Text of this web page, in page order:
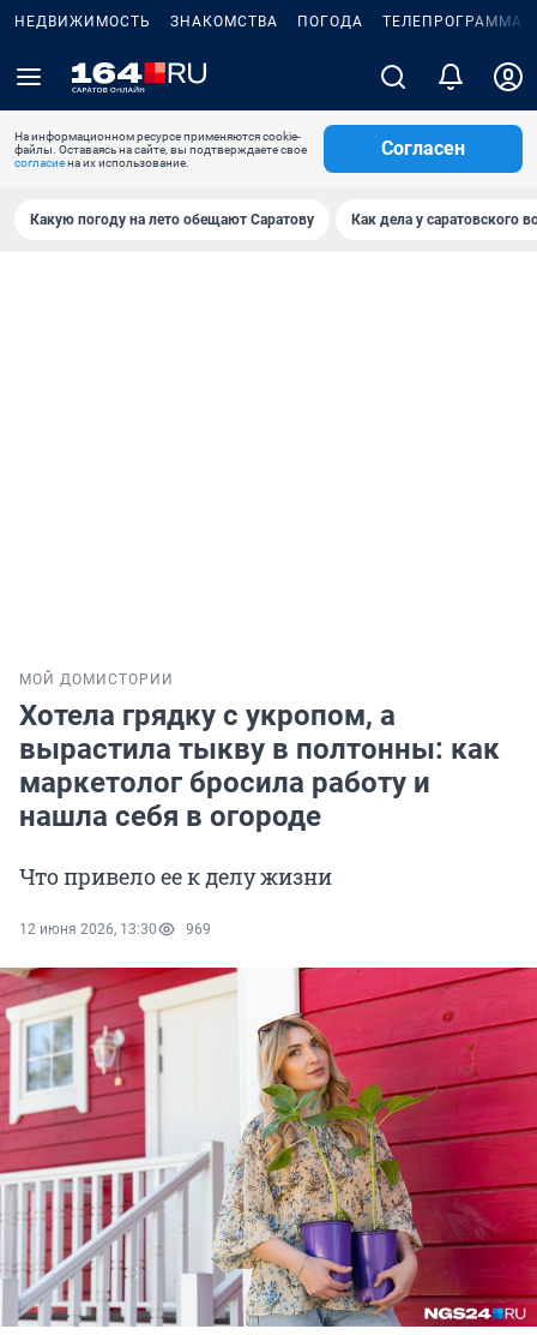
НЕДВИЖИМОСТЬ ЗНАКОМСТВА ПОГОДА ТЕЛЕПРОГРАММА
На информационном ресурсе применяются cookie-
файлы. Оставаясь на сайте, вы подтверждаете свое
согласиена их использование.
Согласен
Какую погоду на лето обещают Саратову Как дела у саратовского
МОЙ ДОМ ИСТОРИИ
Хотела грядку с укропом, а
вырастила тыкву в полтонны: как
маркетолог бросила работу и
нашла себя в огороде
Что привело ее к делу жизни
12 июня 2026, 13:30 969